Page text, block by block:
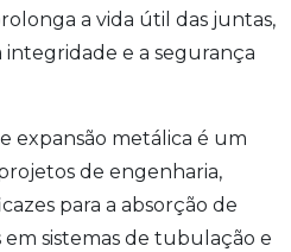
a vida útil das juntas,
integridade e a segurança
expansão metálica é um
de engenharia,
para a absorção de
sistemas de tubulação e